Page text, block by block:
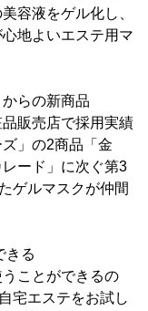
容液をゲル化し、
地よいエステ用マ
らの新商品
販売店で採用実績
」の2商品「金
ード」に次ぐ第3
ゲルマスクが仲間
きる
ことができるの
宅エステをお試し